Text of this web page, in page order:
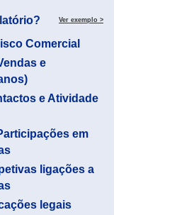
Ver exemplo >
Comercial
e
e Atividade
em
ligações a
legais